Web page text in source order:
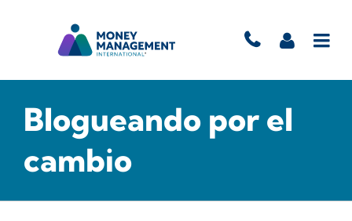
Blogueando por el
cambio